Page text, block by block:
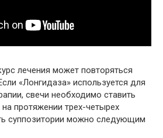
лечения может повторяться
«Лонгидаза» используется для
свечи необходимо ставить
протяжении трех-четырех
суппозитории можно следующим